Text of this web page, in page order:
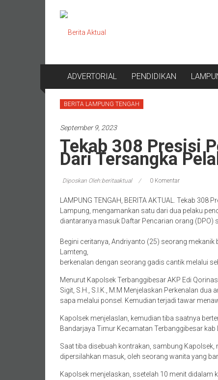
Berita
Aktual
terpercaya
ADVERTORIAL
PENDIDIKAN
BERITA LAMPUNG TENGAH
September 9, 2023
Tekab 308 Presisi
Dari Tersangka
Diposkan Oleh:beritaaktual 0 Komentar
LAMPUNG TENGAH, BERITA AKTUAL. Tekab
Lampung, mengamankan satu dari dua pelaku
diantaranya masuk Daftar Pencarian orang
Begini ceritanya, Andriyanto (25) seorang
Lamteng,
berkenalan dengan seorang gadis cantik melalui
Menurut Kapolsek Terbanggibesar AKP Edi
Sigit, S.H., S.I.K., M.M Menjelaskan Perkenalan
sapa melalui ponsel. Kemudian terjadi tawar
Kapolsek menjelaslan, kemudian tiba saatnya
Bandarjaya Timur Kecamatan Terbanggibesar kab
Saat tiba disebuah kontrakan, sambung
dipersilahkan masuk, oleh seorang wanita yang
Kapolsek menjelaskan, ssetelah 10 menit didalam